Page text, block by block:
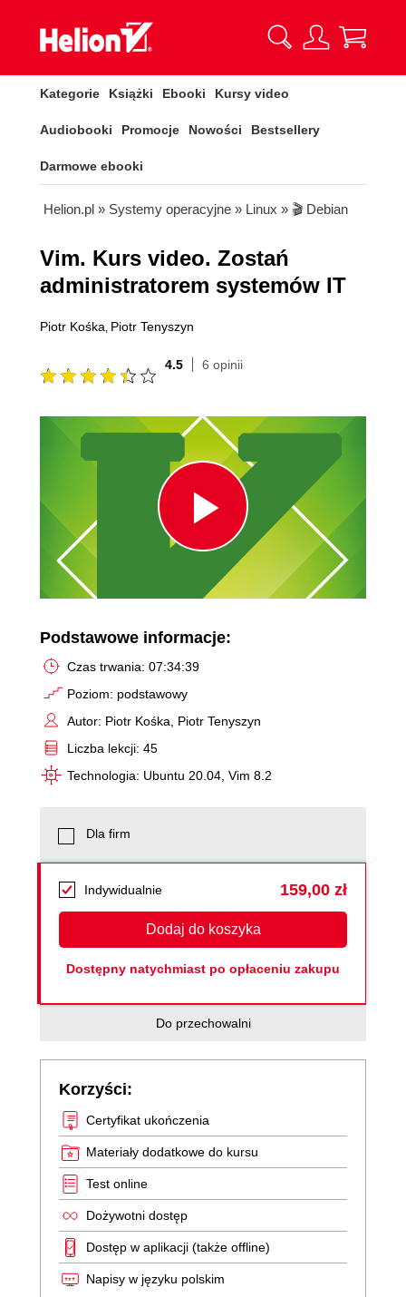
Kategorie Książki Ebooki Kursy video
Audiobooki Promocje Nowości Bestsellery
Darmowe ebooki
Helion.pl » Systemy operacyjne » Linux » 🎬 Debian
Vim. Kurs video. Zostań
administratorem systemów IT
Piotr Kośka, Piotr Tenyszyn
4.5 6 opinii
Play
Video
Podstawowe informacje:
Czas trwania: 07:34:39
Poziom: podstawowy
Autor: Piotr Kośka, Piotr Tenyszyn
Liczba lekcji: 45
Technologia: Ubuntu 20.04, Vim 8.2
Dla firm
Indywidualnie 159,00 zł
Dodaj do koszyka
Dostępny natychmiast po opłaceniu zakupu
Do przechowalni
Korzyści:
Certyfikat ukończenia
Materiały dodatkowe do kursu
Test online
Dożywotni dostęp
Dostęp w aplikacji (także offline)
Napisy w języku polskim